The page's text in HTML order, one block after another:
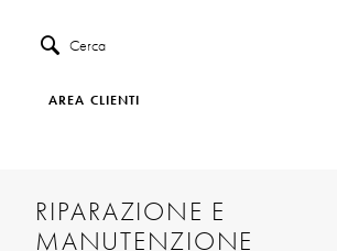
Cerca
AREA CLIENTI
RIPARAZIONE E
MANUTENZIONE